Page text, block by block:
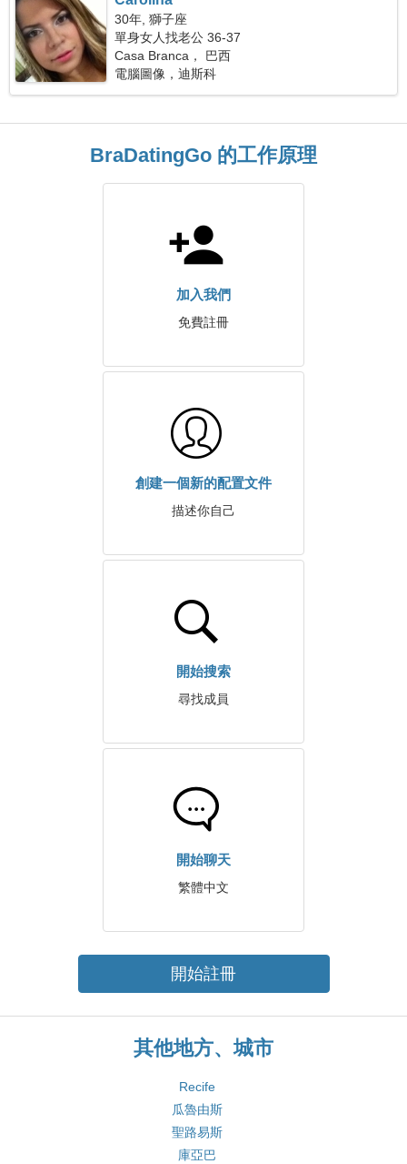
30年, 獅子座
單身女人找老公 36-37
Casa Branca， 巴西
電腦圖像，迪斯科
BraDatingGo 的工作原理
加入我們
免費註冊
創建一個新的配置文件
描述你自己
開始搜索
尋找成員
開始聊天
繁體中文
開始註冊
其他地方、城市
Recife
瓜魯由斯
聖路易斯
庫亞巴